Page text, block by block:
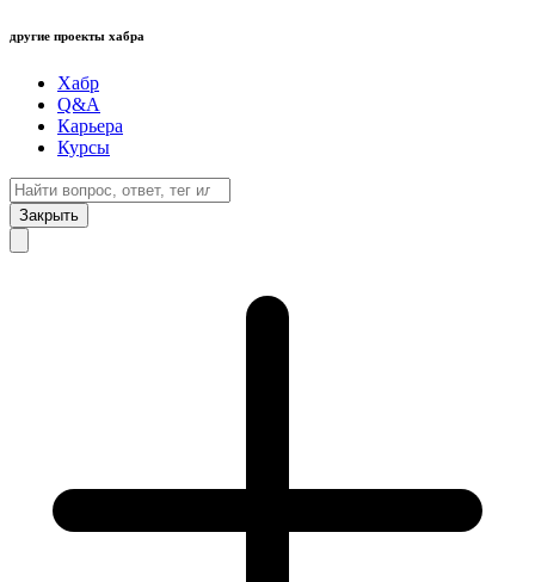
другие проекты хабра
Хабр
Q&A
Карьера
Курсы
Закрыть